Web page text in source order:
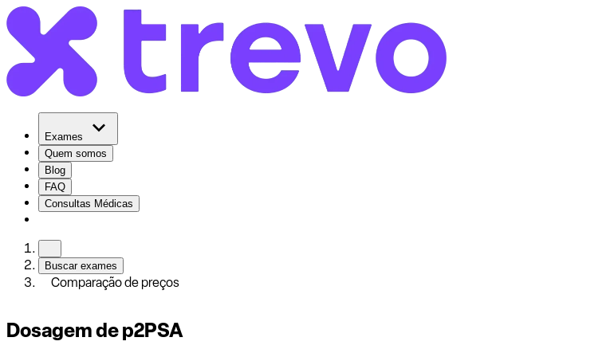
Exames
Quem somos
Blog
FAQ
Consultas Médicas
Buscar exames
Comparação de preços
Dosagem de p2PSA